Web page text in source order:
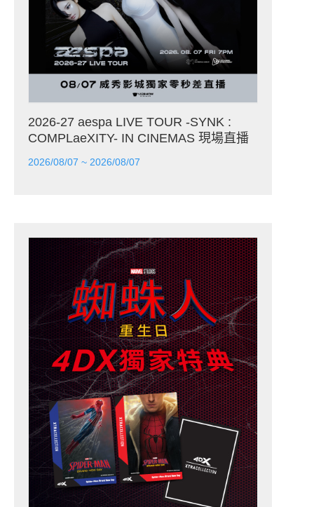
2026-27 aespa LIVE TOUR -SYNK :
COMPLaeXITY- IN CINEMAS 現場直播
2026/08/07 ~ 2026/08/07